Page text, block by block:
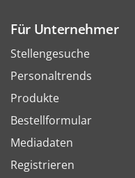
Für Unternehmer
Stellengesuche
Personaltrends
Produkte
Bestellformular
Mediadaten
Registrieren